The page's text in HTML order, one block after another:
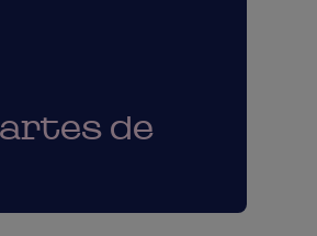
de